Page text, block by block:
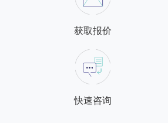
获取报价
快速咨询